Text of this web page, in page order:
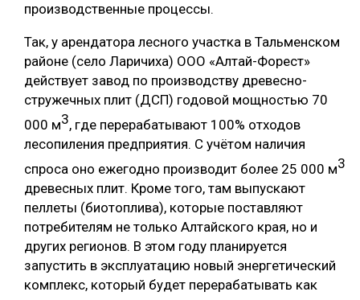
производственные процессы.
Так, у арендатора лесного участка в Тальменском
районе (село Ларичиха) ООО «Алтай-Форест»
действует завод по производству древесно-
стружечных плит (ДСП) годовой мощностью 70
000 м3, где перерабатывают 100% отходов
лесопиления предприятия. С учётом наличия
спроса оно ежегодно производит более 25 000 м3
древесных плит. Кроме того, там выпускают
пеллеты (биотоплива), которые поставляют
потребителям не только Алтайского края, но и
других регионов. В этом году планируется
запустить в эксплуатацию новый энергетический
комплекс, который будет перерабатывать как